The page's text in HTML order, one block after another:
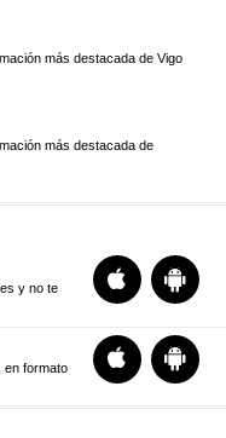
más destacada de Vigo
más destacada de
y no te
en formato